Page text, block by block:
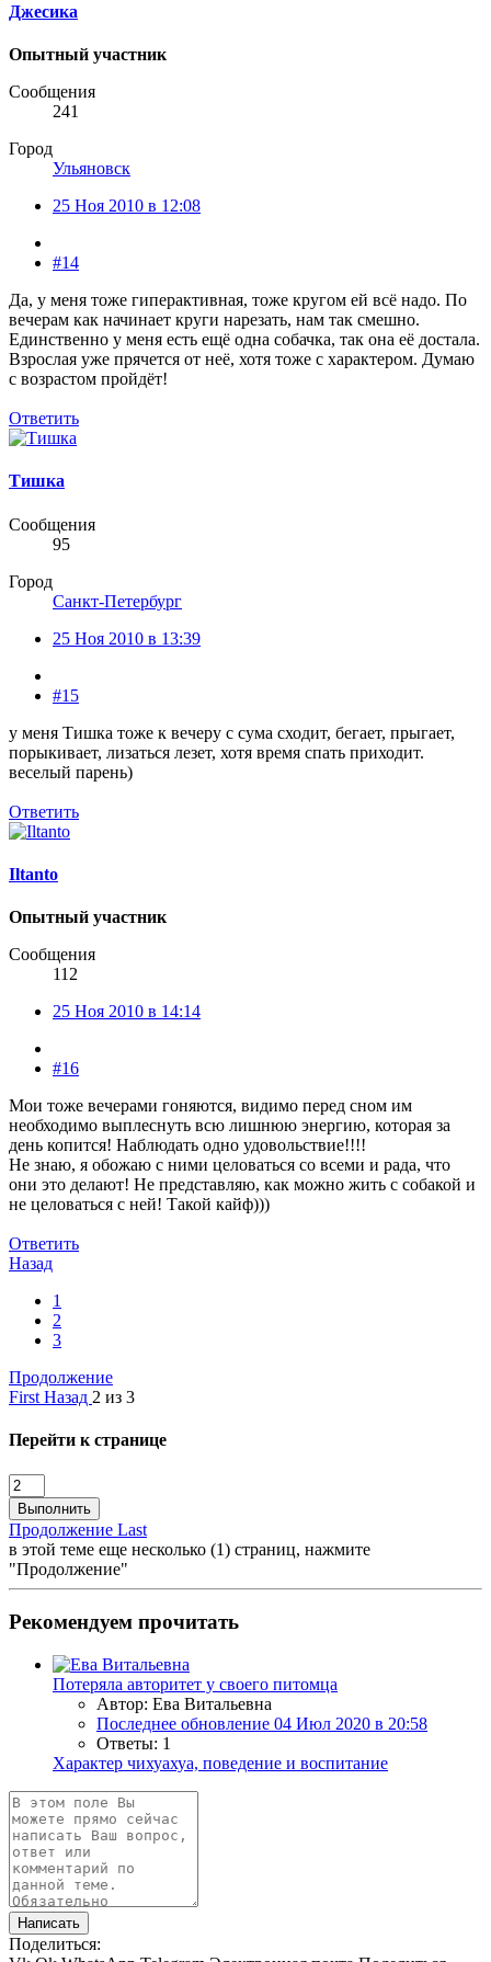
Джесика
Опытный участник
Сообщения
241
Город
Ульяновск
25 Ноя 2010 в 12:08
#14
Да, у меня тоже гиперактивная, тоже кругом ей всё надо. По
вечерам как начинает круги нарезать, нам так смешно.
Единственно у меня есть ещё одна собачка, так она её достала.
Взрослая уже прячется от неё, хотя тоже с характером. Думаю
с возрастом пройдёт!
Ответить
Тишка
Сообщения
95
Город
Санкт-Петербург
25 Ноя 2010 в 13:39
#15
у меня Тишка тоже к вечеру с сума сходит, бегает, прыгает,
порыкивает, лизаться лезет, хотя время спать приходит.
веселый парень)
Ответить
Iltanto
Опытный участник
Сообщения
112
25 Ноя 2010 в 14:14
#16
Мои тоже вечерами гоняются, видимо перед сном им
необходимо выплеснуть всю лишнюю энергию, которая за
день копится! Наблюдать одно удовольствие!!!!
Не знаю, я обожаю с ними целоваться со всеми и рада, что
они это делают! Не представляю, как можно жить с собакой и
не целоваться с ней! Такой кайф)))
Ответить
Назад
1
2
3
Продолжение
First Назад 2 из 3
Перейти к странице
Выполнить
Продолжение Last
в этой теме еще несколько (1) страниц, нажмите
"Продолжение"
Рекомендуем прочитать
Потеряла авторитет у своего питомца
Автор: Ева Витальевна
Последнее обновление 04 Июл 2020 в 20:58
Ответы: 1
Характер чихуахуа, поведение и воспитание
Написать
Поделиться: